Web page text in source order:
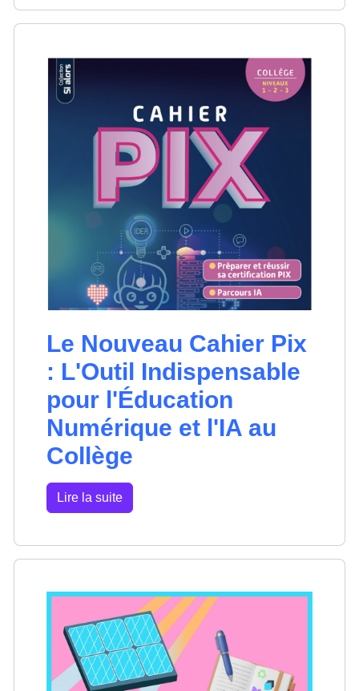
Le Nouveau Cahier Pix
: L'Outil Indispensable
pour l'Éducation
Numérique et l'IA au
Collège
Lire la suite